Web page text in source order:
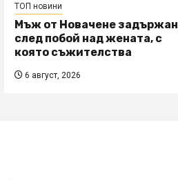
ТОП новини
Мъж от Новачене задържан
след побой над жената, с
която съжителства
6 август, 2026